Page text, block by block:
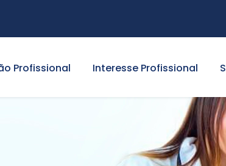
Profissional Interesse Profissional